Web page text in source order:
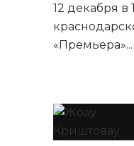
12 декабря в
«Премьера»...